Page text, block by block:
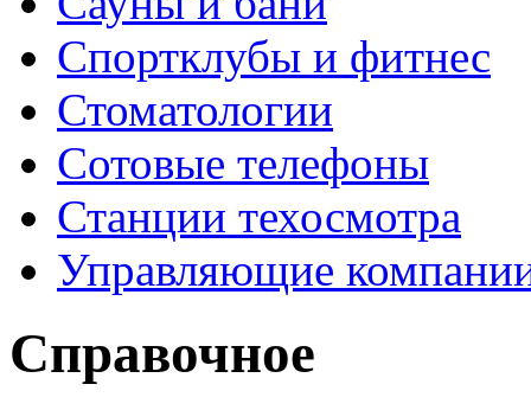
Спортклубы и фитнес
Стоматологии
Сотовые телефоны
Станции техосмотра
Управляющие
Справочное